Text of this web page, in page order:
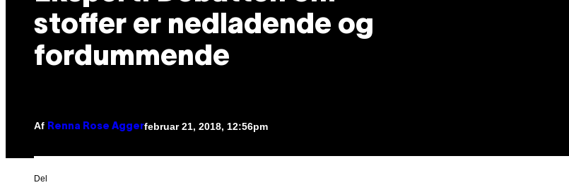
stoffer er nedladende og
fordummende
Af Renna Rose Aggerfebruar 21, 2018, 12:56pm
Del